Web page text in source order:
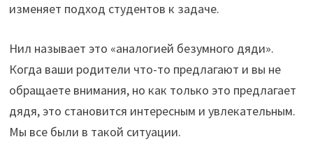
изменяет подход студентов к задаче.
Нил называет это «аналогией безумного дяди».
Когда ваши родители что-то предлагают и вы не
обращаете внимания, но как только это предлагает
дядя, это становится интересным и увлекательным.
Мы все были в такой ситуации.